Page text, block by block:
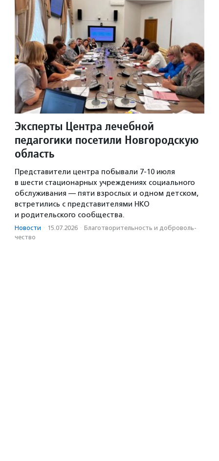
Эксперты Центра лечебной
педагогики посетили Новгородскую
область
Представители центра побывали 7-10 июля
в шести стационарных учреждениях социального
обслуживания — пяти взрослых и одном детском,
встретились с представителями НКО
и родительского сообщества.
Новости · 15.07.2026 · Благотвори­тель­ность и доброволь­
чест­во